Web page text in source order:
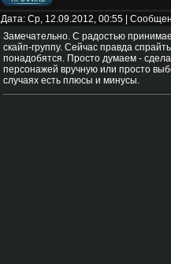
Дата: Ср, 12.09.2012, 00:55 |
Замечательно. С радостью
скайп-группу. Сейчас правда
понадобятся. Просто думаем -
персонажей вручную или просто
случаях есть плюсы и минусы.